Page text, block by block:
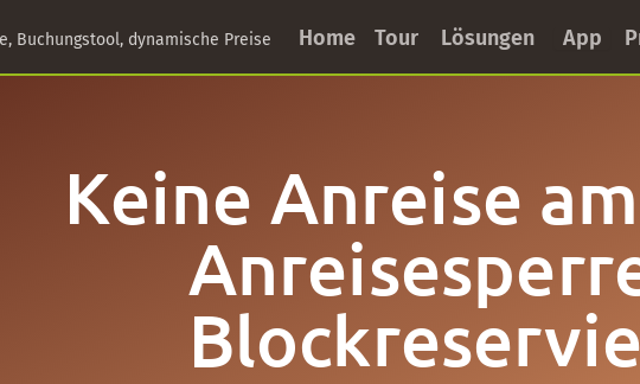
Buchungstool, dynamische Preise Home Tour Lösungen App
Keine Anreise